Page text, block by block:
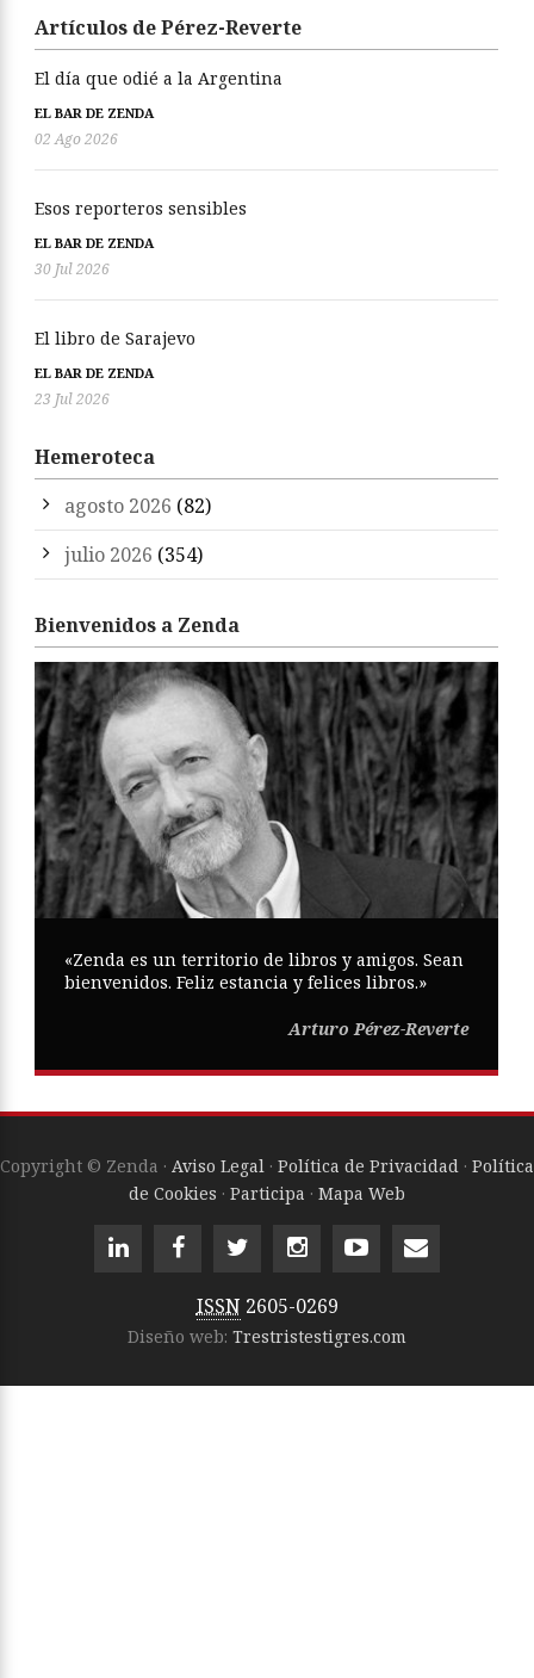
Artículos de Pérez-Reverte
El día que odié a la Argentina
EL BAR DE ZENDA
02 Ago 2026
Esos reporteros sensibles
EL BAR DE ZENDA
30 Jul 2026
El libro de Sarajevo
EL BAR DE ZENDA
23 Jul 2026
Hemeroteca
agosto 2026 (82)
julio 2026 (354)
Bienvenidos a Zenda
«Zenda es un territorio de libros y amigos. Sean
bienvenidos. Feliz estancia y felices libros.»
Arturo Pérez-Reverte
Copyright © Zenda · Aviso Legal · Política de Privacidad · Política
de Cookies · Participa · Mapa Web
ISSN 2605-0269
Diseño web: Trestristestigres.com